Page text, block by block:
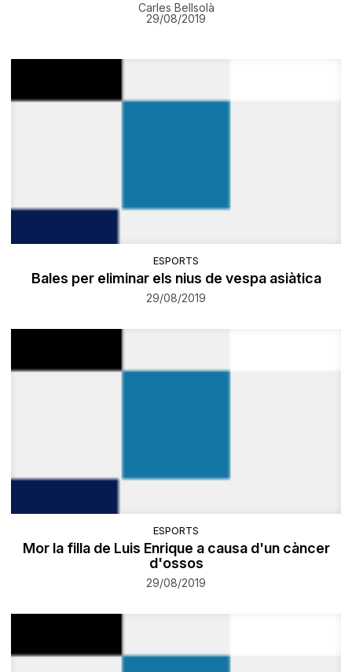
Carles Bellsolà
29/08/2019
ESPORTS
Bales per eliminar els nius de vespa asiàtica
29/08/2019
ESPORTS
Mor la filla de Luis Enrique a causa d'un càncer
d'ossos
29/08/2019